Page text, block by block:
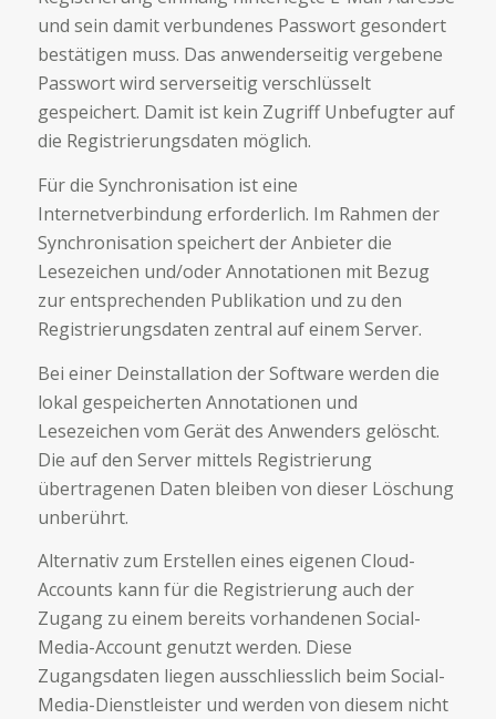
und sein damit verbundenes Passwort gesondert
bestätigen muss. Das anwenderseitig vergebene
Passwort wird serverseitig verschlüsselt
gespeichert. Damit ist kein Zugriff Unbefugter auf
die Registrierungsdaten möglich.
Für die Synchronisation ist eine
Internetverbindung erforderlich. Im Rahmen der
Synchronisation speichert der Anbieter die
Lesezeichen und/oder Annotationen mit Bezug
zur entsprechenden Publikation und zu den
Registrierungsdaten zentral auf einem Server.
Bei einer Deinstallation der Software werden die
lokal gespeicherten Annotationen und
Lesezeichen vom Gerät des Anwenders gelöscht.
Die auf den Server mittels Registrierung
übertragenen Daten bleiben von dieser Löschung
unberührt.
Alternativ zum Erstellen eines eigenen Cloud-
Accounts kann für die Registrierung auch der
Zugang zu einem bereits vorhandenen Social-
Media-Account genutzt werden. Diese
Zugangsdaten liegen ausschliesslich beim Social-
Media-Dienstleister und werden von diesem nicht